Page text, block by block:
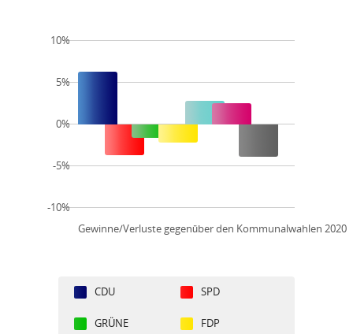
Gewinne/Verluste gegenüber den Kommunalwahlen 2020
10%
5%
0%
-5%
-10%
CDU SPD
GRÜNE FDP